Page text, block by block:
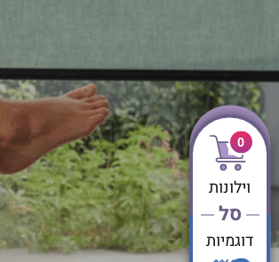
0
וילונות
סל
דוגמיות